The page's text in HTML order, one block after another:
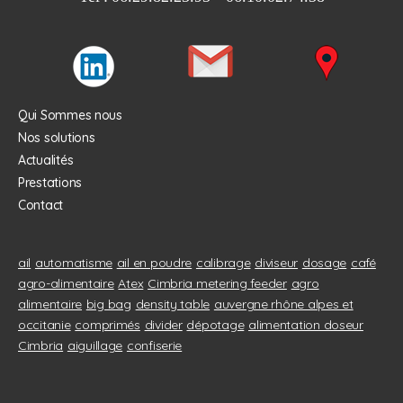
Qui Sommes nous
Nos solutions
Actualités
Prestations
Contact
ail automatisme ail en poudre calibrage diviseur dosage café
agro-alimentaire Atex Cimbria metering feeder agro
alimentaire big bag density table auvergne rhône alpes et
occitanie comprimés divider dépotage alimentation doseur
Cimbria aiguillage confiserie